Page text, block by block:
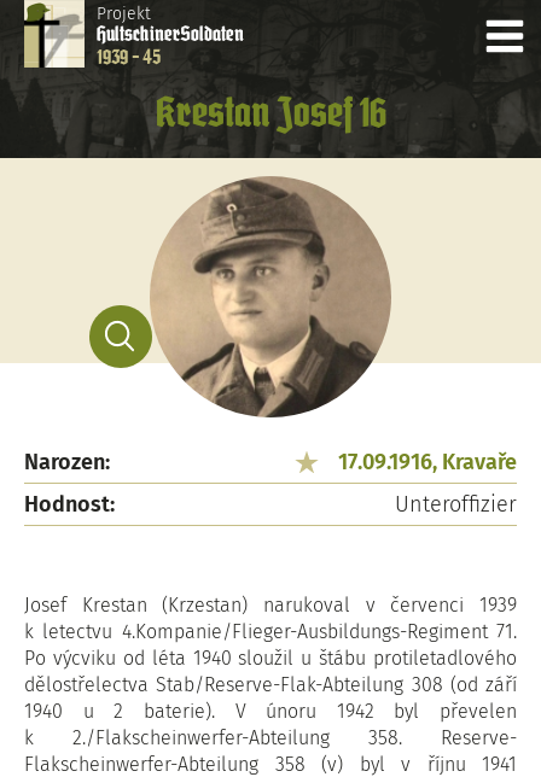
Projekt
HultschinerSoldaten
1939 - 45
Krestan Josef 16
Narozen:
17.09.1916, Kravaře
Hodnost:
Unteroffizier
Josef Krestan (Krzestan) narukoval v červenci 1939
k letectvu 4.Kompanie/Flieger-Ausbildungs-Regiment 71.
Po výcviku od léta 1940 sloužil u štábu protiletadlového
dělostřelectva Stab/Reserve-Flak-Abteilung 308 (od září
1940 u 2 baterie). V únoru 1942 byl převelen
k 2./Flakscheinwerfer-Abteilung 358. Reserve-
Flakscheinwerfer-Abteilung 358 (v) byl v říjnu 1941